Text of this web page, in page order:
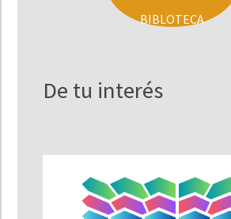
BIBLOTECA
De tu interés